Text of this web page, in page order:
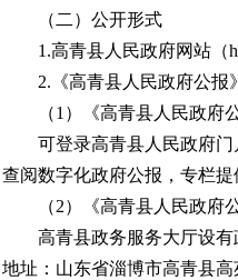
（二）公开形式
1.高青县人民政府网站（
2.《高青县人民政府公报
（1）《高青县人民政府
可登录高青县人民政府门
查阅数字化政府公报，专栏提
（2）《高青县人民政府
高青县政务服务大厅设
地址：山东省淄博市高青县